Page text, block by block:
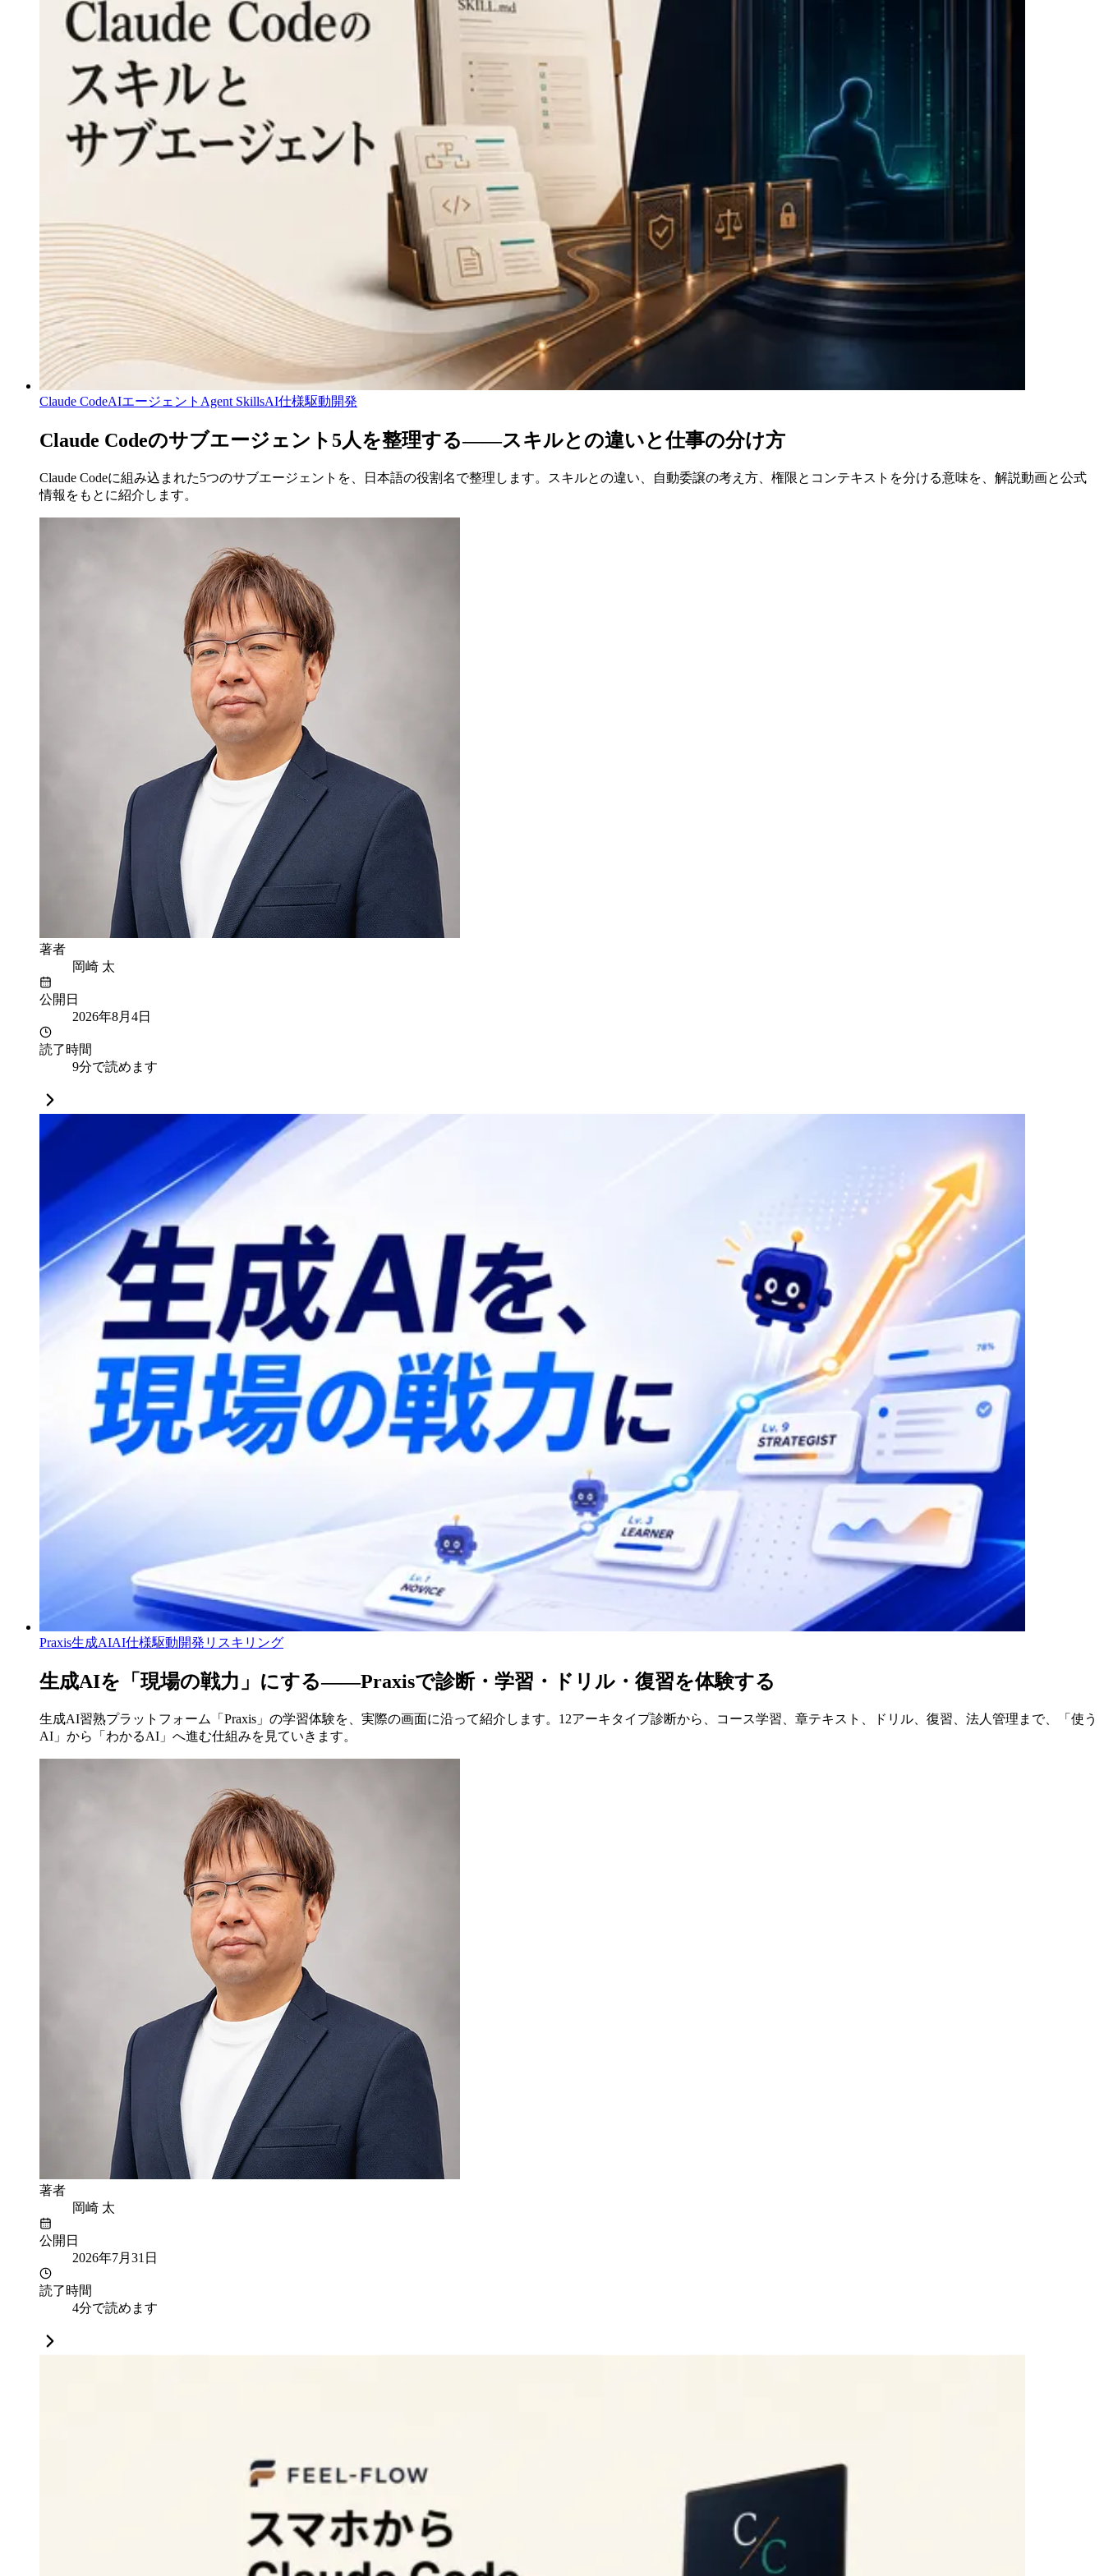
Claude CodeAIエージェント Agent SkillsAI仕様駆動開発
Claude Codeのサブエージェント5人を整理する——スキルとの違いと仕事の分け方
Claude Codeに組み込まれた5つのサブエージェントを、日本語の役割名で整理します。スキルとの違い、自動委譲の考え方、権限とコンテキストを分ける意味を、解説動画と公式
情報をもとに紹介します。
著者
岡崎 太
公開日
2026年8月4日
読了時間
9分で読めます
Praxis生成AIAI仕様駆動開発 リスキリング
生成AIを「現場の戦力」にする——Praxisで診断・学習・ドリル・復習を体験する
生成AI習熟プラットフォーム「Praxis」の学習体験を、実際の画面に沿って紹介します。12アーキタイプ診断から、コース学習、章テキスト、ドリル、復習、法人管理まで、「使う
AI」から「わかるAI」へ進む仕組みを見ていきます。
著者
岡崎 太
公開日
2026年7月31日
読了時間
4分で読めます